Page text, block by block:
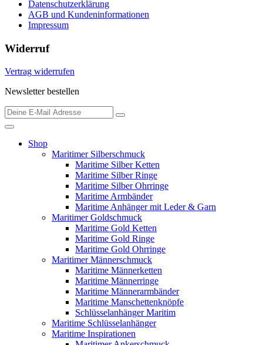
Datenschutzerklärung
AGB und Kundeninformationen
Impressum
Widerruf
Vertrag widerrufen
Newsletter bestellen
Shop
Maritimer Silberschmuck
Maritime Silber Ketten
Maritime Silber Ringe
Maritime Silber Ohrringe
Maritime Armbänder
Maritime Anhänger mit Leder & Garn
Maritimer Goldschmuck
Maritime Gold Ketten
Maritime Gold Ringe
Maritime Gold Ohrringe
Maritimer Männerschmuck
Maritime Männerketten
Maritime Männerringe
Maritime Männerarmbänder
Maritime Manschettenknöpfe
Schlüsselanhänger Maritim
Maritime Schlüsselanhänger
Maritime Inspirationen